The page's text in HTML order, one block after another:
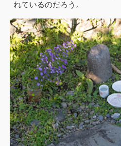
れているのだろう。